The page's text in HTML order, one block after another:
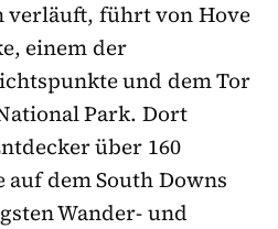
verläuft, führt von Hove
einem der
und dem Tor
Park. Dort
über 160
dem South Downs
Wander- und